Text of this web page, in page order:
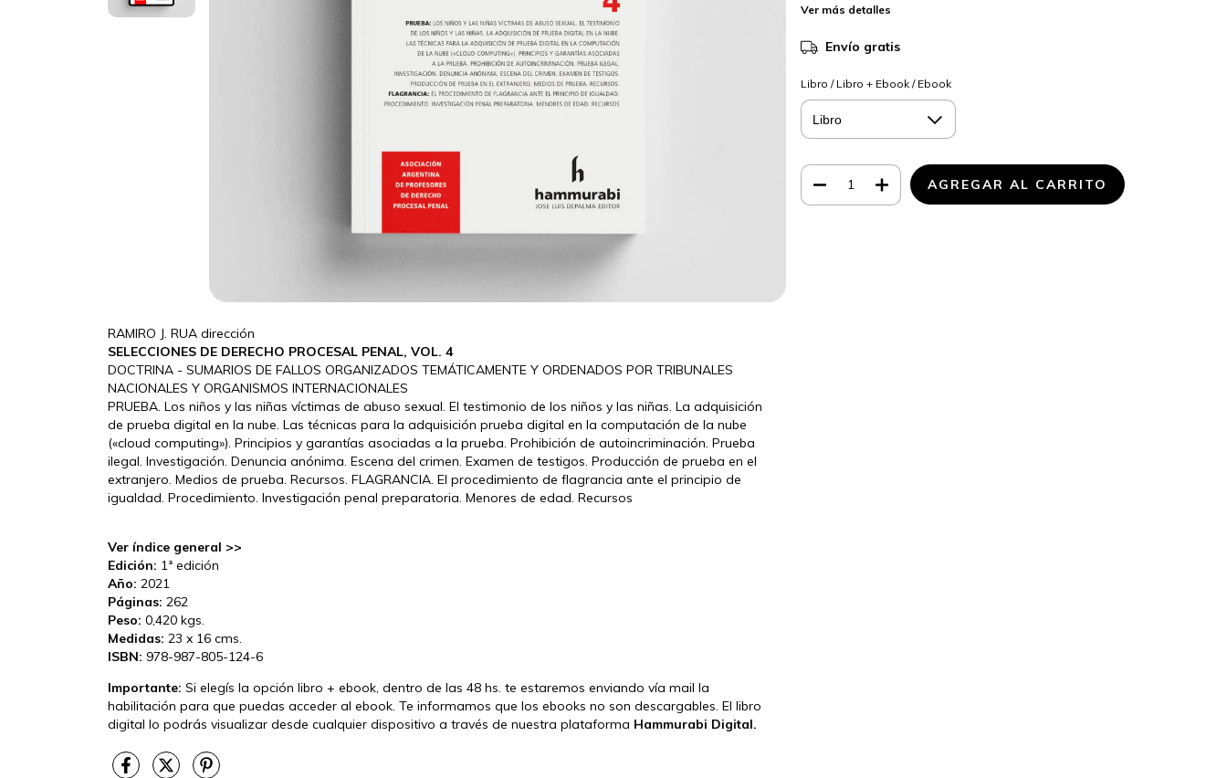
RAMIRO J. RUA dirección
SELECCIONES DE DERECHO PROCESAL PENAL, VOL. 4
DOCTRINA - SUMARIOS DE FALLOS ORGANIZADOS TEMÁTICAMENTE Y ORDENADOS POR TRIBUNALES
NACIONALES Y ORGANISMOS INTERNACIONALES
PRUEBA. Los niños y las niñas víctimas de abuso sexual. El testimonio de los niños y las niñas. La adquisición
de prueba digital en la nube. Las técnicas para la adquisición prueba digital en la computación de la nube
(«cloud computing»). Principios y garantías asociadas a la prueba. Prohibición de autoincriminación. Prueba
ilegal. Investigación. Denuncia anónima. Escena del crimen. Examen de testigos. Producción de prueba en el
extranjero. Medios de prueba. Recursos. FLAGRANCIA. El procedimiento de flagrancia ante el principio de
igualdad. Procedimiento. Investigación penal preparatoria. Menores de edad. Recursos
Ver índice general >>
Edición: 1ª edición
Año: 2021
Páginas: 262
Peso: 0,420 kgs.
Medidas: 23 x 16 cms.
ISBN: 978-987-805-124-6
Importante: Si elegís la opción libro + ebook, dentro de las 48 hs. te estaremos enviando vía mail la
habilitación para que puedas acceder al ebook. Te informamos que los ebooks no son descargables. El libro
digital lo podrás visualizar desde cualquier dispositivo a través de nuestra plataforma Hammurabi Digital.
Ver más detalles
Envío gratis
Libro / Libro + Ebook / Ebook